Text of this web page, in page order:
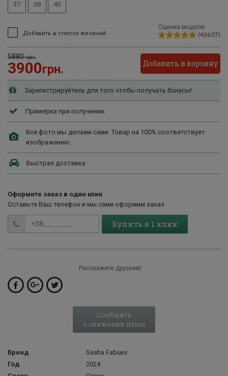
37 38 40
Добавить в список желаний
Оценка модели:
(4,56/27)
5880грн.
3900грн. Добавить в корзину
Зарегистрируйтесь для того чтобы получать бонусы!
Примерка при получении.
Все фото мы делаем сами. Товар на 100% соответствует
изображению.
Быстрая доставка
Оформите заказ в один клик
Оставьте Ваш телефон и мы сами оформим заказ
Купить в 1 клик
Расскажите друзьям!
Сообщить
о снижении цены
Бренд
Sasha Fabiani
Год
2024